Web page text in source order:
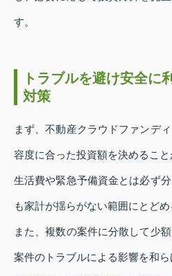
す。
トラブルを避け安全に
対策
まず、不動産クラウドファンデ
容度に合った投資額を決めること
生活費や緊急予備資金とは必ず
も家計が揺らがない範囲にとどめ
また、複数の案件に分散して少
案件のトラブルによる影響を和ら